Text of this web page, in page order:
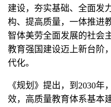
建设，夯实基础、全面发
构、提高质量，一体推进
智体美劳全面发展的社会
教育强国建设迈上新台阶
代化。
《规划》提出，到2030
效，高质量教育体系基本